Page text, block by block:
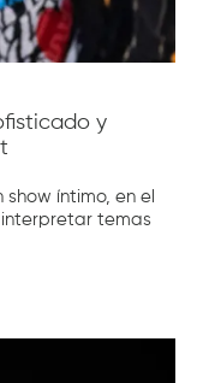
y
íntimo, en el
temas